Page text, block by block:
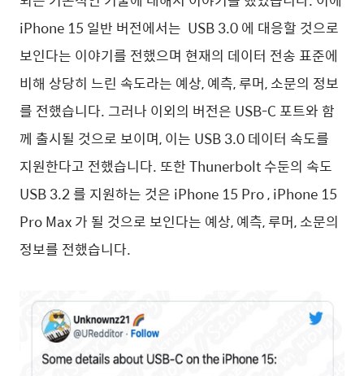
iPhone 15 일반 버전에서는 USB 3.0 에 대응할 것으로
보인다는 이야기를 전했으며 현재의 데이터 전송 표준에
비해 상당히 느린 속도라는 예상, 예측, 루머, 소문의 정보
를 전했습니다. 그러나 이외의 버전은 USB-C 포트와 함
께 출시될 것으로 보이며, 이는 USB 3.0 데이터 속도를
지원한다고 전했습니다. 또한 Thunerbolt 수둔의 속도
USB 3.2 를 지원하는 것은 iPhone 15 Pro , iPhone 15
Pro Max 가 될 것으로 보인다는 예상, 예측, 루머, 소문의
정보를 전했습니다.